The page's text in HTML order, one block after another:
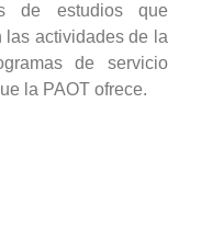
de estudios que
las actividades de la
de servicio
la PAOT ofrece.